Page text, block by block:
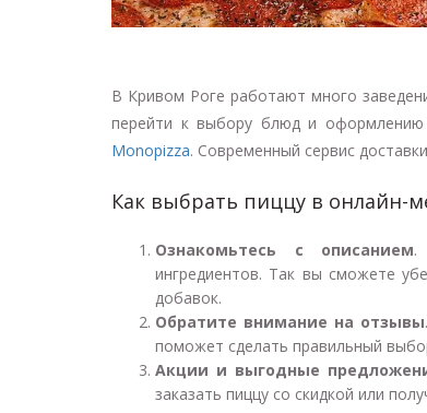
В Кривом Роге работают много
перейти к выбору блюд и оформлению
Monopizza. Современный сервис
Как выбрать пиццу в онлайн-
Ознакомьтесь с описанием.
ингредиентов. Так вы сможете
добавок.
Обратите внимание на отзывы
поможет сделать правильный
Акции и выгодные
заказать пиццу со скидкой или